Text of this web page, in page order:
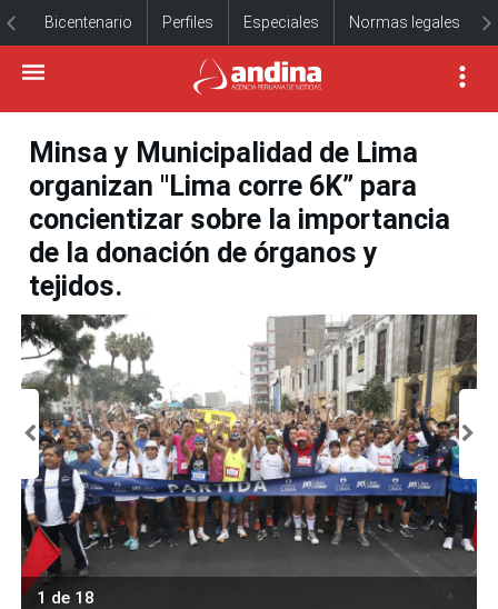
Bicentenario Perfiles Especiales Normas legales
Minsa y Municipalidad de Lima
organizan "Lima corre 6K” para
concientizar sobre la importancia
de la donación de órganos y
tejidos.
1 de 18